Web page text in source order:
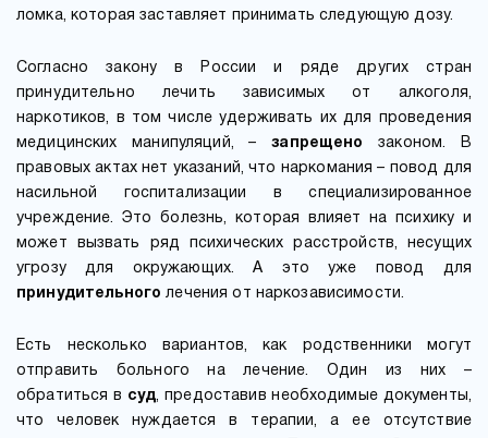
ломка, которая заставляет принимать следующую дозу.
Согласно закону в России и ряде других стран
принудительно лечить зависимых от алкоголя,
наркотиков, в том числе удерживать их для проведения
медицинских манипуляций, –запрещено
законом. В
правовых актах нет указаний, что наркомания – повод для
насильной госпитализации в специализированное
учреждение. Это болезнь, которая влияет на психику и
может вызвать ряд психических расстройств, несущих
угрозу для окружающих. А это уже повод для
принудительного лечения от наркозависимости.
Есть несколько вариантов, как родственники могут
отправить больного на лечение. Один из них –
обратиться в суд, предоставив необходимые документы,
что человек нуждается в терапии, а ее отсутствие